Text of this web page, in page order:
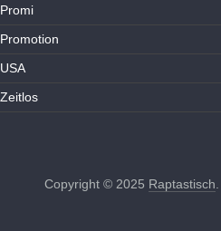
Promi
Promotion
USA
Zeitlos
Copyright © 2025 Raptastisch